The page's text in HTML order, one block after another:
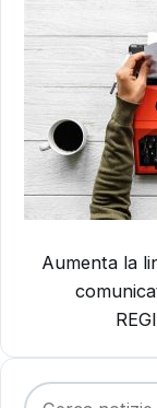
Aumenta la
Cerca: